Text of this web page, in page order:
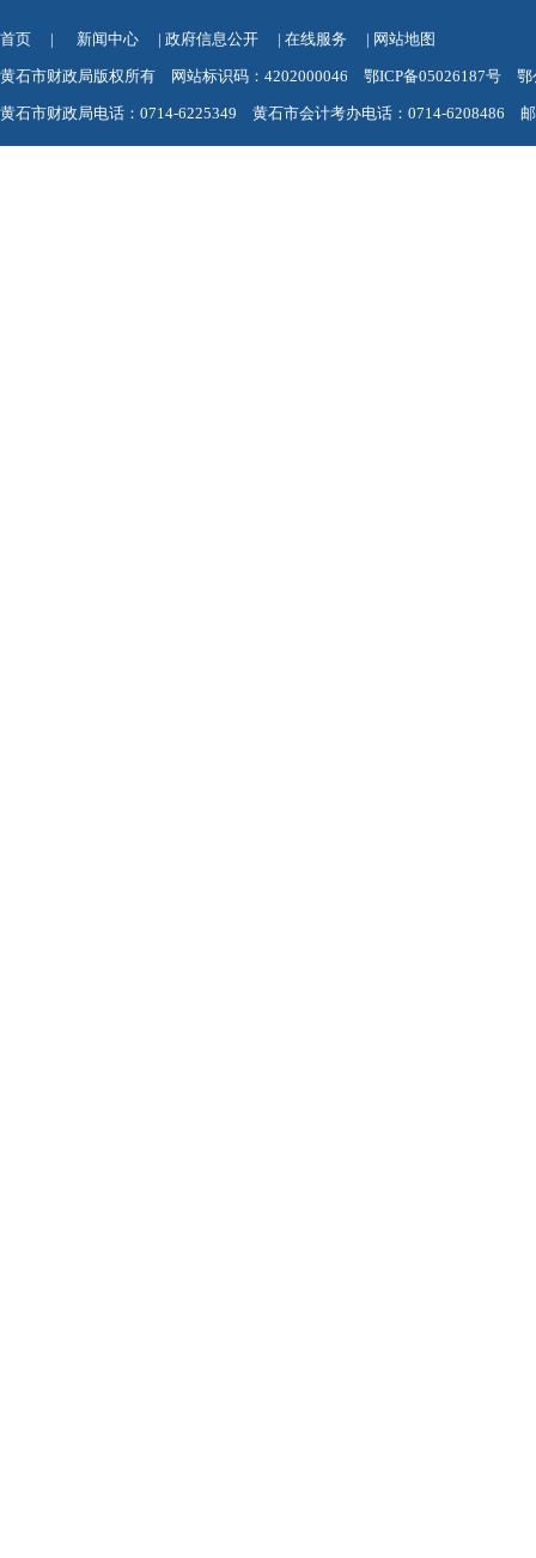
首页 | 新闻中心 | 政府信息公开 | 在线服务 | 网站地图
黄石市财政局版权所有 网站标识码：4202000046 鄂ICP备05026187号 鄂
黄石市财政局电话：0714-6225349 黄石市会计考办电话：0714-6208486